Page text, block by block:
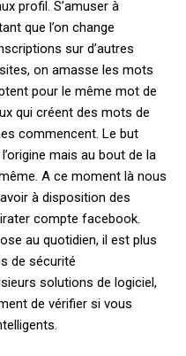
profil. S’amuser à
que l’on change
sur d’autres
on amasse les mots
pour le même mot de
qui créent des mots de
commencent. Le but
mais au bout de la
A ce moment là nous
à disposition des
compte facebook.
au quotidien, il est plus
de sécurité
solutions de logiciel,
de vérifier si vous